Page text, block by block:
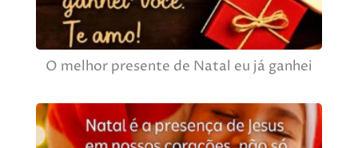
O melhor presente de Natal eu já ganhei